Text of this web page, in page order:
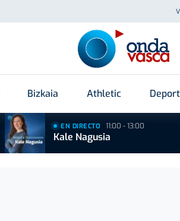
Bizkaia Athletic
EN DIRECTO 11:00 - 13:00
Kale Nagusia